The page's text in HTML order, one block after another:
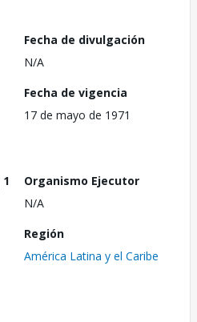
Fecha de divulgación
N/A
Fecha de vigencia
17 de mayo de 1971
1
Organismo Ejecutor
N/A
Región
América Latina y el Caribe